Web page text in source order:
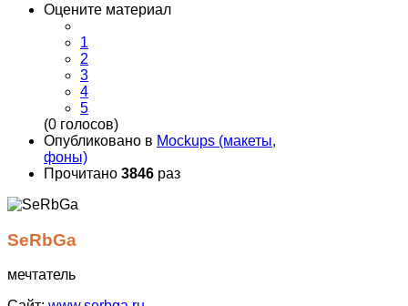
Оцените материал
1
2
3
4
5
(0 голосов)
Опубликовано в Mockups (макеты,
фоны)
Прочитано 3846 раз
SeRbGa
мечтатель